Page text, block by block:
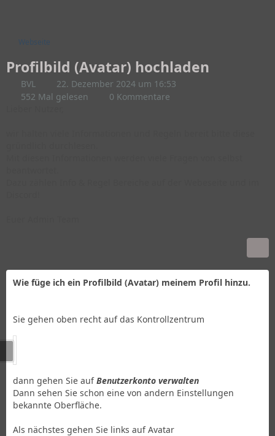
Webseite
Profilbild (Avatar) hochladen
BVL
22. Dezember 2024 um 16:53
552 Mal gelesen
0 Kommentare
Wie füge ich ein Profilbild (Avatar) meinem Profil hinzu.
Sie gehen oben recht auf das Kontrollzentrum
dann gehen Sie aufBenutzerkonto verwalten
Dann sehen Sie schon eine von andern Einstellungen
bekannte Oberfläche.
Als nächstes gehen Sie links auf Avatar